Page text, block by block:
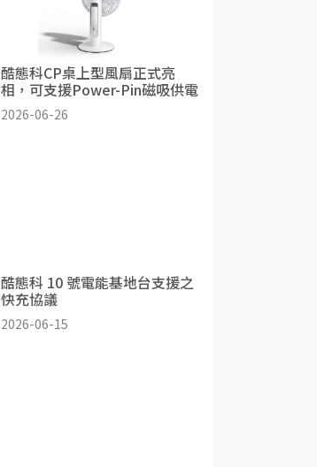
酷態科CP桌上型風扇正式亮
相，可支援Power-Pin磁吸供電
2026-06-26
酷態科 10 號電能基地台支援之
快充協議
2026-06-15